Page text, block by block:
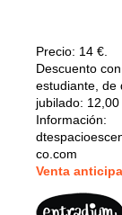
Precio: 14 €.
Descuento
estudiante, de
jubilado: 12,00
Información:
co.com
Venta